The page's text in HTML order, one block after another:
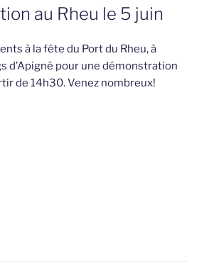
au Rheu le 5 juin
à la fête du Port du Rheu, à
d’Apigné pour une démonstration
de 14h30. Venez nombreux!